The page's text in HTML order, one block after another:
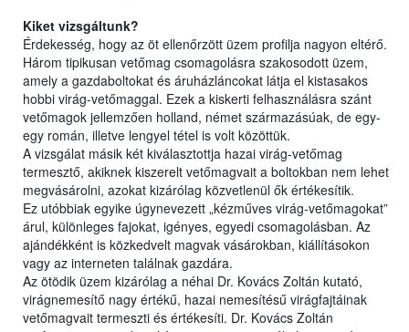
Kiket vizsgáltunk?
Érdekesség, hogy az öt ellenőrzött üzem profilja nagyon eltérő.
Három tipikusan vetőmag csomagolásra szakosodott üzem,
amely a gazdaboltokat és áruházláncokat látja el kistasakos
hobbi virág-vetőmaggal. Ezek a kiskerti felhasználásra szánt
vetőmagok jellemzően holland, német származásúak, de egy-
egy román, illetve lengyel tétel is volt közöttük.
A vizsgálat másik két kiválasztottja hazai virág-vetőmag
termesztő, akiknek kiszerelt vetőmagvait a boltokban nem lehet
megvásárolni, azokat kizárólag közvetlenül ők értékesítik.
Ez utóbbiak egyike úgynevezett „kézműves virág-vetőmagokat”
árul, különleges fajokat, igényes, egyedi csomagolásban. Az
ajándékként is közkedvelt magvak vásárokban, kiállításokon
vagy az interneten találnak gazdára.
Az ötödik üzem kizárólag a néhai Dr. Kovács Zoltán kutató,
virágnemesítő nagy értékű, hazai nemesítésű virágfajtáinak
vetőmagvait termeszti és értékesíti. Dr. Kovács Zoltán